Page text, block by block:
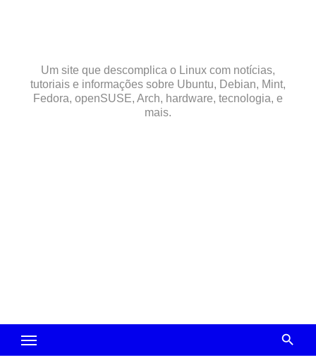
Um site que descomplica o Linux com notícias,
tutoriais e informações sobre Ubuntu, Debian, Mint,
Fedora, openSUSE, Arch, hardware, tecnologia, e
mais.